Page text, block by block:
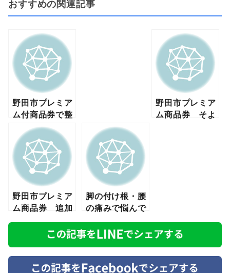
おすすめの関連記事
野田市プレミア
ム付商品券で整
体！部分痩せ！
骨盤矯正などが
できる！
野田市プレミア
ム商品券 そよ
野田市プレミア
ム商品券 追加
販売も！！
脚の付け根・腰
の痛みで悩んで
いた妊婦さん
マタニティ整体
ぜ接骨院